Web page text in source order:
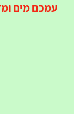
עמכם מים